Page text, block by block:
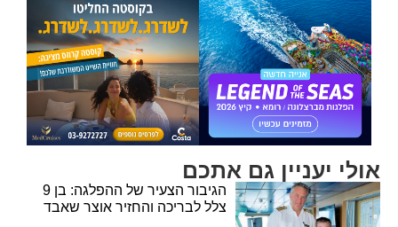
אולי יעניין גם אתכם
הגיבור הצעיר של ההפלגה: בן 9
צלל לבריכה והחזיר אוצר שאבד